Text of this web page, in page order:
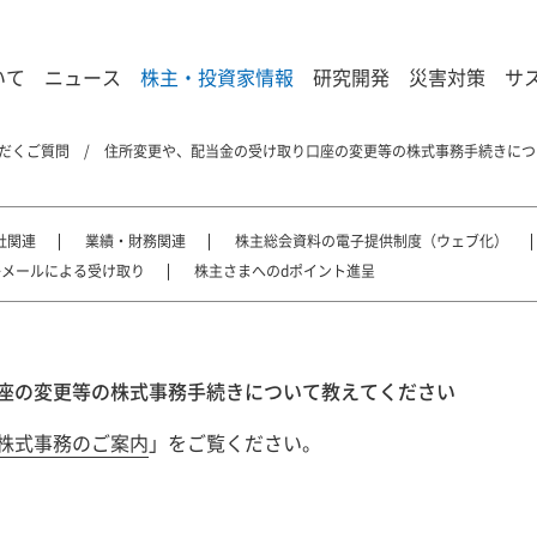
ニュース 株主・投資家情報 研究開発 災害対策 サ
くご質問 住所変更や、配当金の受け取り口座の変更等の株式事務手続きに
関連 業績・財務関連
株主総会資料の電子提供制度（ウェブ化）
ールによる受け取り
株主さまへのdポイント進呈
の変更等の株式事務手続きについて教えてください
式事務のご案内 」をご覧ください。